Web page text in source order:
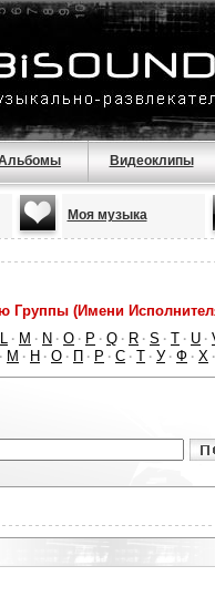
Видеоклипы
Моя музыка
Группы (Имени
L · M · N · O · P · Q · R · S · T · U ·
· М · Н · О · П · Р · С · Т · У · Ф · Х